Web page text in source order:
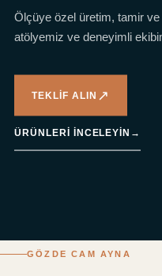
Ölçüye özel üretim, tamir
atölyemiz ve deneyimli
TEKLIF ALIN ↗
ÜRÜNLERI INCELEYIN →
GÖZDE CAM AYNA